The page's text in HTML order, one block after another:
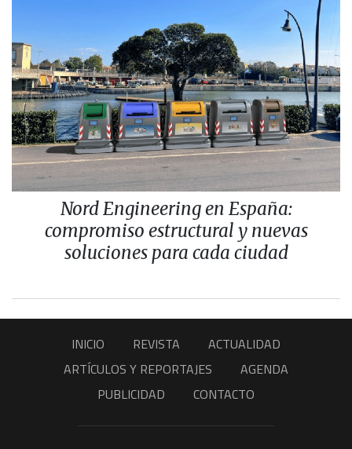
Nord Engineering en España:
compromiso estructural y nuevas
soluciones para cada ciudad
INICIO REVISTA
ACTUALIDAD
ARTÍCULOS Y REPORTAJES
AGENDA
PUBLICIDAD
CONTACTO